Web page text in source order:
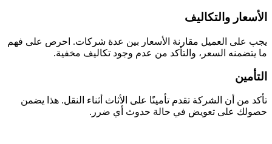
الأسعار والتكاليف
يجب على العميل مقارنة الأسعار بين عدة شركات. احرص على فهم
ما يتضمنه السعر، والتأكد من عدم وجود تكاليف مخفية.
التأمين
تأكد من أن الشركة تقدم تأمينًا على الأثاث أثناء النقل. هذا يضمن
حصولك على تعويض في حالة حدوث أي ضرر.